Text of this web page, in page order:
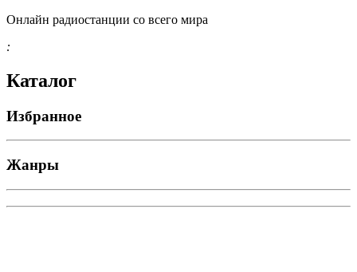
Онлайн радиостанции со всего мира
:
Каталог
Избранное
Жанры